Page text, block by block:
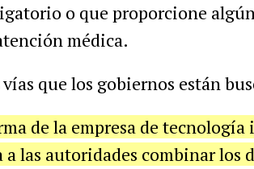
o que proporcione
médica.
que los gobiernos están
de la empresa de tecnología
las autoridades combinar los